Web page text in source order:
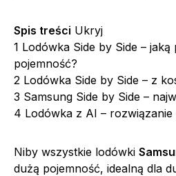
Spis treści Ukryj
1 Lodówka Side by Side –
pojemność?
2 Lodówka Side by Side – z
3 Samsung Side by Side –
4 Lodówka z AI –
Niby wszystkie lodówki
dużą pojemność, idealną dla